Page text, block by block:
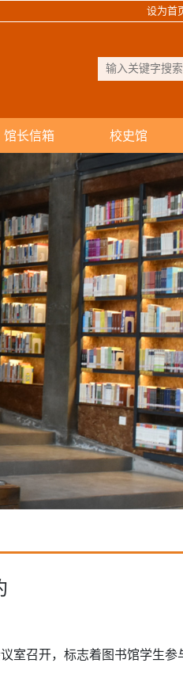
设为首
馆长信箱 校史馆
室召开，标志着图书馆学生参